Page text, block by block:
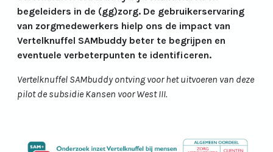
begeleiders in de (gg)zorg. De gebruikerservaring
van zorgmedewerkers hielp ons de impact van
Vertelknuffel SAMbuddy beter te begrijpen en
eventuele verbeterpunten te identificeren.
Vertelknuffel SAMbuddy ontving voor het uitvoeren van deze
pilot de subsidie Kansen voor West III.